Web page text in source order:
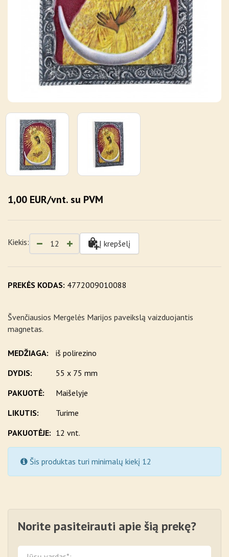
PREKĖS KODAS: 4772009010088
Švenčiausios Mergelės Marijos paveikslą vaizduojantis
magnetas.
MEDŽIAGA:
iš polirezino
DYDIS:
55 x 75 mm
PAKUOTĖ:
Maišelyje
LIKUTIS:
Turime
PAKUOTĖJE: 12 vnt.
1,00 EUR/vnt. su PVM
Kiekis: Į krepšelį
Šis produktas turi minimalų kiekį 12
Norite pasiteirauti apie šią prekę?